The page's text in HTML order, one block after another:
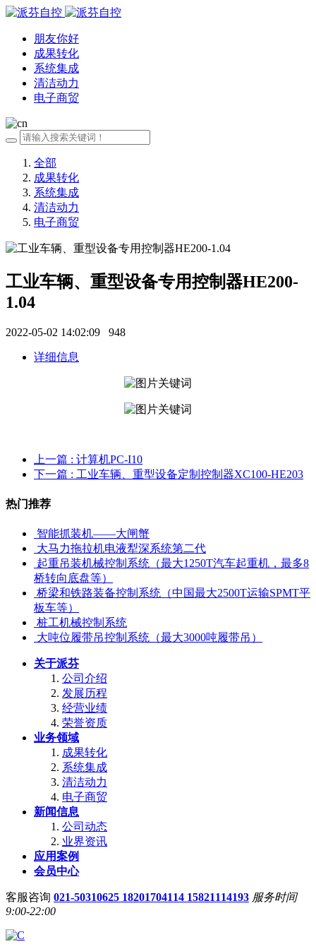
朋友你好
成果转化
系统集成
清洁动力
电子商贸
全部
成果转化
系统集成
清洁动力
电子商贸
工业车辆、重型设备专用控制器HE200-
1.04
2022-05-02 14:02:09 948
详细信息
上一篇 : 计算机PC-I10
下一篇 : 工业车辆、重型设备定制控制器XC100-HE203
热门推荐
智能抓装机——大闸蟹
大马力拖拉机电液犁深系统第二代
起重吊装机械控制系统（最大1250T汽车起重机，最多8
桥转向底盘等）
桥梁和铁路装备控制系统（中国最大2500T运输SPMT平
板车等）
桩工机械控制系统
大吨位履带吊控制系统（最大3000吨履带吊）
关于派芬
公司介绍
发展历程
经营业绩
荣誉资质
业务领域
成果转化
系统集成
清洁动力
电子商贸
新闻信息
公司动态
业界资讯
应用案例
会员中心
客服咨询 021-50310625 18201704114 15821114193 服务时间
9:00-22:00